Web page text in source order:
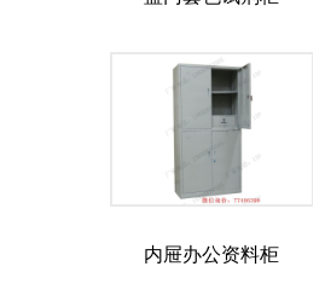
内屉办公资料柜